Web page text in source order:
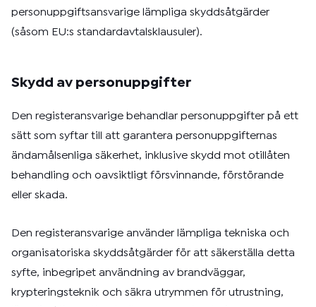
personuppgiftsansvarige lämpliga skyddsåtgärder
(såsom EU:s standardavtalsklausuler).
Skydd av personuppgifter
Den registeransvarige behandlar personuppgifter på ett
sätt som syftar till att garantera personuppgifternas
ändamålsenliga säkerhet, inklusive skydd mot otillåten
behandling och oavsiktligt försvinnande, förstörande
eller skada.
Den registeransvarige använder lämpliga tekniska och
organisatoriska skyddsåtgärder för att säkerställa detta
syfte, inbegripet användning av brandväggar,
krypteringsteknik och säkra utrymmen för utrustning,